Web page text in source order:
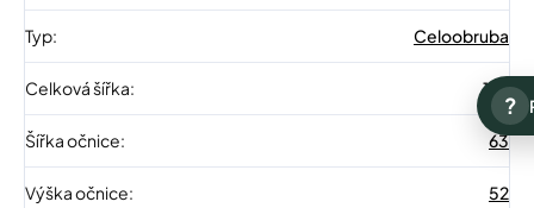
Typ: Celoobruba
Celková šířka: 152
Šířka očnice: 63
Výška očnice: 52
?